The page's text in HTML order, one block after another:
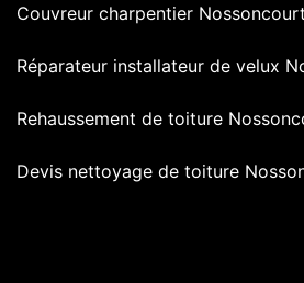
Couvreur charpentier Nossoncourt
Réparateur installateur de velux
Rehaussement de toiture
Devis nettoyage de toiture